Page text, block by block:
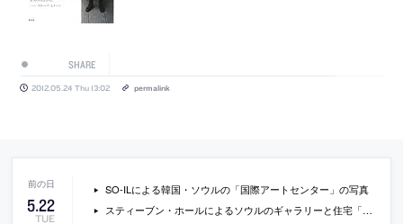
SHARE
2012.05.24 Thu 13:02 permalink
5.22
TUE
SO-ILによる韓国・ソウルの「国際アートセンター」の写真
スティーブン・ホールによるソウルのギャラリーと住宅「DAEYANG GALLERY AND HOUSE」の写真